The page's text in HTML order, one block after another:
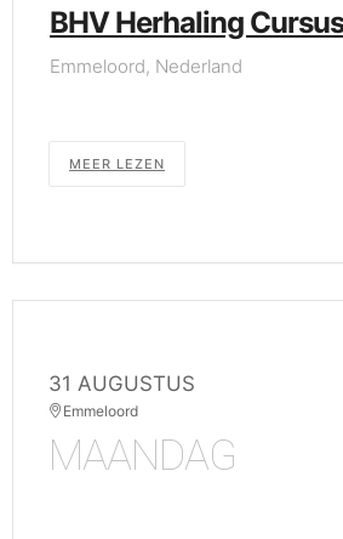
BHV Herhaling
Emmeloord, Nederland
MEER LEZEN
31 AUGUSTUS
Emmeloord
MAANDAG